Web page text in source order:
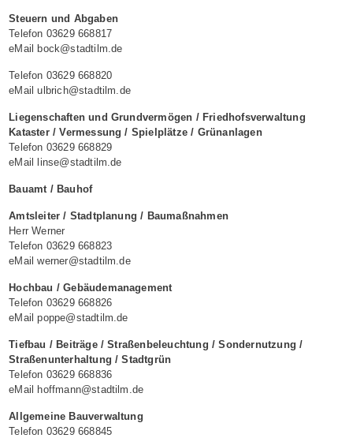
Steuern und Abgaben
Telefon 03629 668817
eMail bock@stadtilm.de
Telefon 03629 668820
eMail ulbrich@stadtilm.de
Liegenschaften und Grundvermögen / Friedhofsverwaltung
Kataster / Vermessung / Spielplätze / Grünanlagen
Telefon 03629 668829
eMail linse@stadtilm.de
Bauamt / Bauhof
Amtsleiter / Stadtplanung / Baumaßnahmen
Herr Werner
Telefon 03629 668823
eMail werner@stadtilm.de
Hochbau / Gebäudemanagement
Telefon 03629 668826
eMail poppe@stadtilm.de
Tiefbau / Beiträge / Straßenbeleuchtung / Sondernutzung /
Straßenunterhaltung / Stadtgrün
Telefon 03629 668836
eMail hoffmann@stadtilm.de
Allgemeine Bauverwaltung
Telefon 03629 668845